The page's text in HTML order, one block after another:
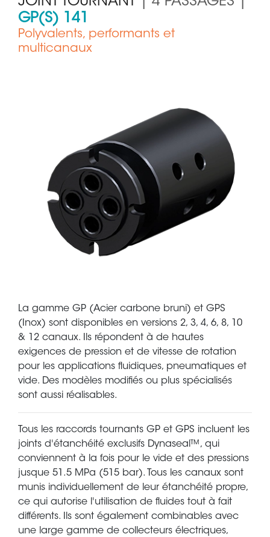
GP(S) 141
Polyvalents, performants et
multicanaux
La gamme GP (Acier carbone bruni) et GPS
(Inox) sont disponibles en versions 2, 3, 4, 6, 8, 10
& 12 canaux. Ils répondent à de hautes
exigences de pression et de vitesse de rotation
pour les applications fluidiques, pneumatiques et
vide. Des modèles modifiés ou plus spécialisés
sont aussi réalisables.
Tous les raccords tournants GP et GPS incluent les
joints d'étanchéité exclusifs Dynaseal™, qui
conviennent à la fois pour le vide et des pressions
jusque 51.5 MPa (515 bar). Tous les canaux sont
munis individuellement de leur étanchéité propre,
ce qui autorise l'utilisation de fluides tout à fait
différents. Ils sont également combinables avec
une large gamme de collecteurs électriques,